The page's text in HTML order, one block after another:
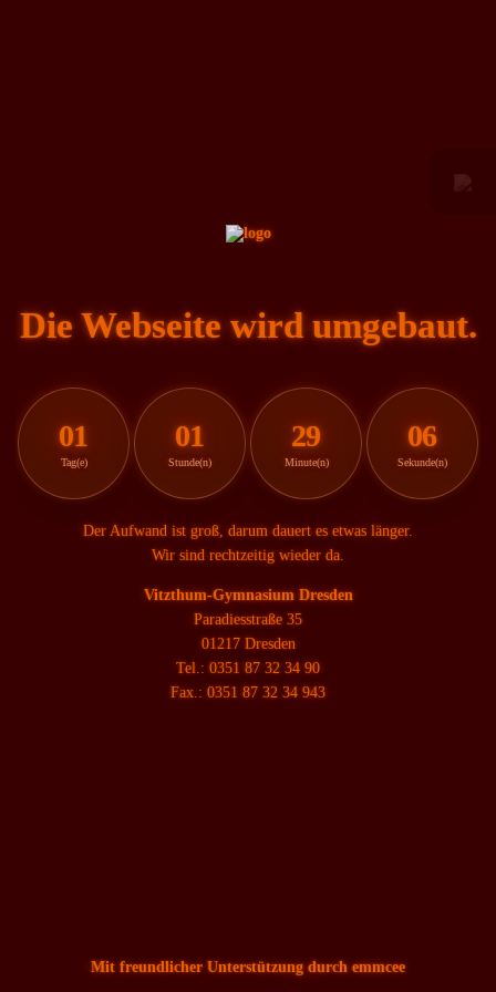
Die Webseite wird umgebaut.
01
Tag(e)
01
Stunde(n)
29
Minute(n)
06
Sekunde(n)
Der Aufwand ist groß, darum dauert es etwas länger.
Wir sind rechtzeitig wieder da.
Vitzthum-Gymnasium Dresden
Paradiesstraße 35
01217 Dresden
Tel.: 0351 87 32 34 90
Fax.: 0351 87 32 34 943
Mit freundlicher Unterstützung durch emmcee